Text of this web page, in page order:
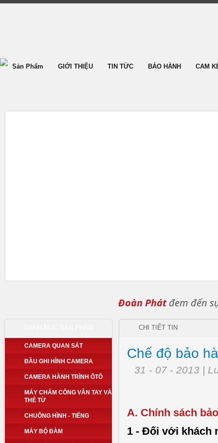
Sản Phẩm GIỚI THIỆU TIN TỨC BẢO HÀNH CAM
Đoàn Phátđem đến
CAMERA QUAN SÁT
ĐẦU GHI HÌNH CAMERA
CAMERA HÀNH TRÌNH ÔTÔ
MÁY CHẤM CÔNG VÂN TAY VÀ
THẺ TỪ
CHUÔNG HÌNH - TIẾNG
MÁY BỘ ĐÀM
CHI TIẾT TIN
Chế độ bảo
31 - 07 - 2013 |
A. Chính sách
1 - Đối với khách